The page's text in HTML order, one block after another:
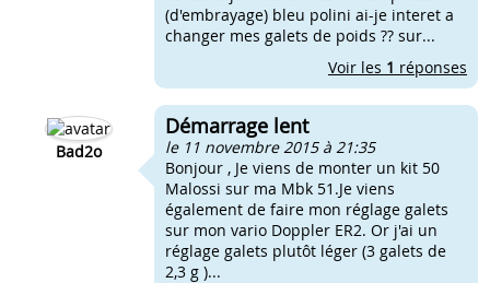
(d'embrayage) bleu polini ai-je interet a
changer mes galets de poids ?? sur...
Voir les 1 réponses
Bad2o
Démarrage lent
le 11 novembre 2015 à 21:35
Bonjour , Je viens de monter un kit 50
Malossi sur ma Mbk 51.Je viens
également de faire mon réglage galets
sur mon vario Doppler ER2. Or j'ai un
réglage galets plutôt léger (3 galets de
2,3 g )...